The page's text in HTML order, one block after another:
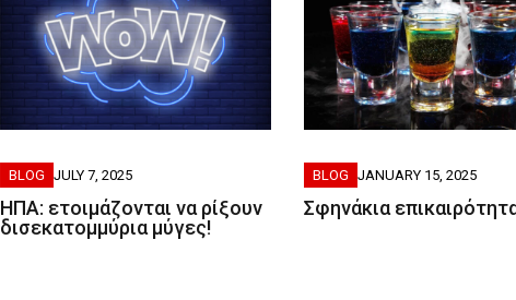
BLOG JULY 7, 2025
ΗΠΑ: ετοιμάζονται να ρίξουν
δισεκατομμύρια μύγες!
BLOG JANUARY 15, 2025
Σφηνάκια